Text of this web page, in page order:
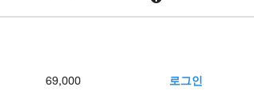
69,000 로그인